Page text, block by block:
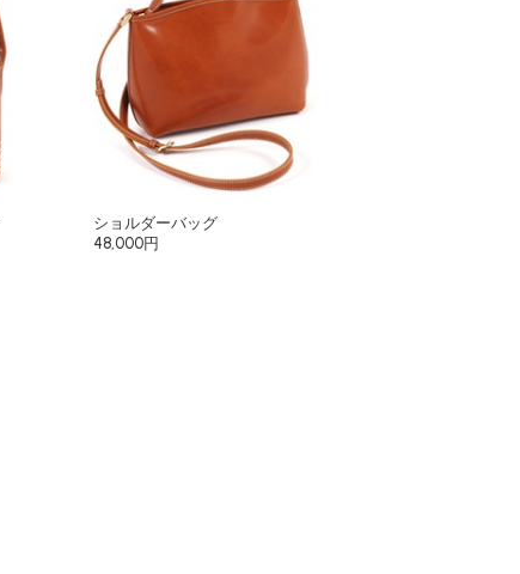
ショルダーバッグ
48,000円